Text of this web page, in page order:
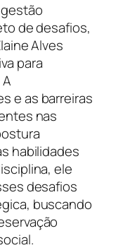
de desafios,
Alves
para
e as barreiras
nas
habilidades
ele
desafios
buscando